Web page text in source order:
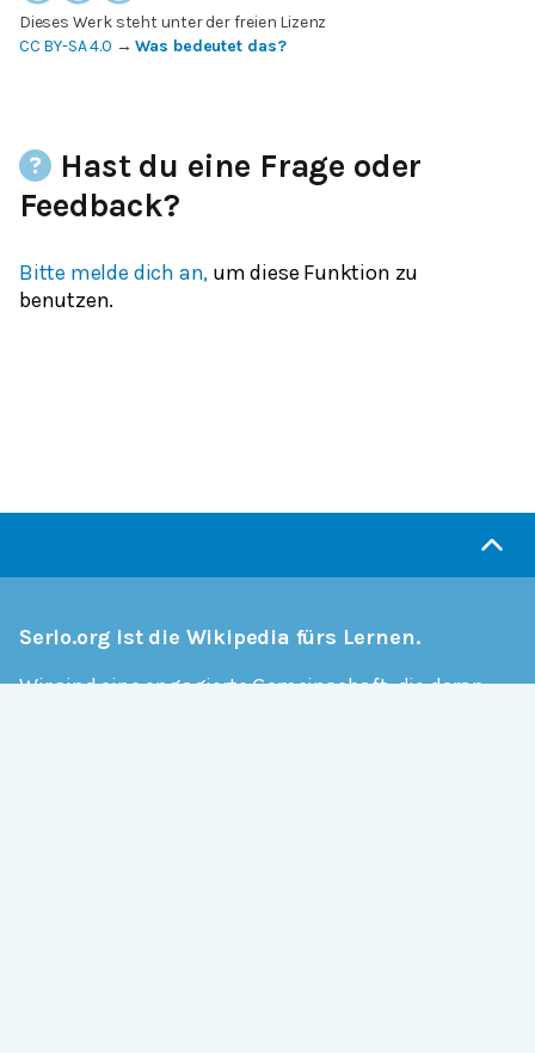
Dieses Werk steht unter der freien Lizenz
CC BY-SA 4.0 →Was bedeutet das?
Hast du eine Frage oder
Feedback?
Bitte melde dich an, um diese Funktion zu
benutzen.
Serlo.org ist die Wikipedia fürs Lernen.
Wir sind eine engagierte Gemeinschaft, die daran